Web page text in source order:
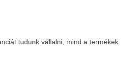
tudunk vállalni, mind a termékek